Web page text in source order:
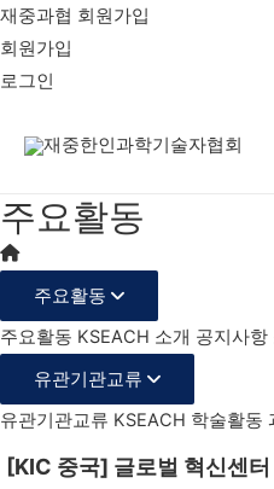
재중과협 회원가입
회원가입
로그인
주요활동
주요활동
주요활동 KSEACH 소개 공지사항
유관기관교류
유관기관교류 KSEACH 학술활동
[KIC 중국] 글로벌 혁신센